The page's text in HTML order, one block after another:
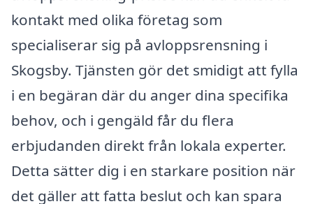
kontakt med olika företag som
specialiserar sig på avloppsrensning i
Skogsby. Tjänsten gör det smidigt att fylla
i en begäran där du anger dina specifika
behov, och i gengäld får du flera
erbjudanden direkt från lokala experter.
Detta sätter dig i en starkare position när
det gäller att fatta beslut och kan spara